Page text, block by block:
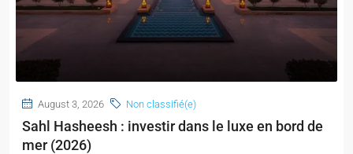
August 3, 2026 Non classifié(e)
Sahl Hasheesh : investir dans le luxe en bord de
mer (2026)